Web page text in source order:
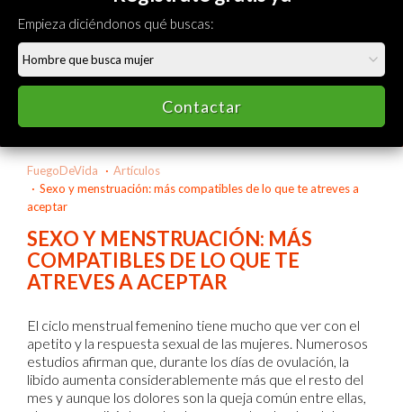
Empieza diciéndonos qué buscas:
Contactar
FuegoDeVida
Artículos
Sexo y menstruación: más compatibles de lo que te atreves a
aceptar
SEXO Y MENSTRUACIÓN: MÁS
COMPATIBLES DE LO QUE TE
ATREVES A ACEPTAR
El ciclo menstrual femenino tiene mucho que ver con el
apetito y la respuesta sexual de las mujeres. Numerosos
estudios afirman que, durante los días de ovulación, la
libido aumenta considerablemente más que el resto del
mes y aunque los dolores son la queja común entre ellas,